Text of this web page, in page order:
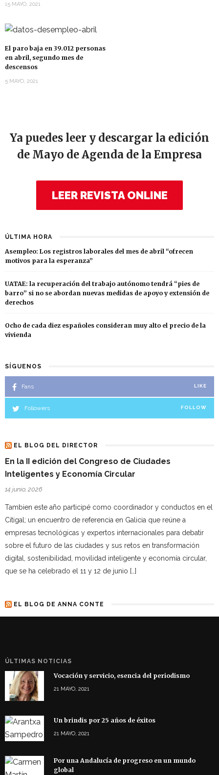
15 MAYO, 2021
El paro baja en 39.012 personas
en abril, segundo mes de
descensos
5 MAYO, 2021
Ya puedes leer y descargar la edición
de Mayo de Agenda de la Empresa
LEER REVISTA ONLINE
ÚLTIMA HORA
Asempleo: Los registros laborales del mes de abril “ofrecen
motivos para la esperanza”
UATAE: la recuperación del trabajo autónomo tendrá “pies de
barro” si no se abordan nuevas medidas de apoyo y extensión de
derechos
Ocho de cada diez españoles consideran muy alto el precio de la
vivienda
SÍGUENOS
Fans LIKE
Followers FOLLOW
EL BLOG DEL DIRECTOR
En la II edición del Congreso de Ciudades
Inteligentes y Economía Circular
14 junio, 2026
Tambien este año participé como coordinador y conductos en el
Citigal; un encuentro de referencia en Galicia que reúne a
empresas tecnológicas y expertos internacionales para debatir
sobre el futuro de las ciudades y sus retos en transformación
digital, sostenibilidad, movilidad inteligente y economía circular,
que se ha celebrado el 11 y 12 de junio […]
EL BLOG DE ANNA CONTE
ÚLTIMAS NOTICIAS
Vocación y servicio, esencia del periodismo
21 MAYO, 2021
Un brindis por 25 años de éxitos
21 MAYO, 2021
Por una Andalucía de progreso en un mundo
global